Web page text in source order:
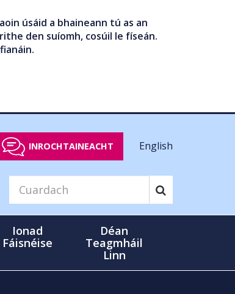
úsáid a bhaineann tú as an
den suíomh, cosúil le físeán.
INROCHTAINEACHT English
Ionad
Fáisnéise
Déan
Teagmháil
Linn